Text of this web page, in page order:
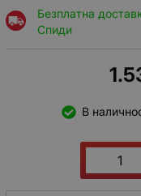
Безплатна
Спиди
В